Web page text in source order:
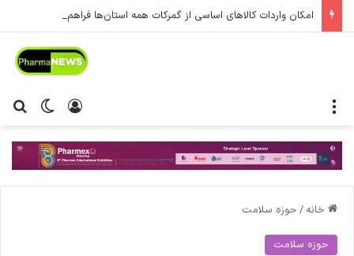
امکان واردات کالاهای اساسی از گمرکات همه استان‌ها فراهم شد.
تغییر ورود
خانه / حوزه سلامت
حوزه سلامت